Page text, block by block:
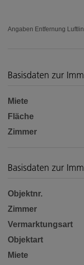
Angaben Entfernung
Basisdaten zur
Miete
Fläche
Zimmer
Basisdaten zur
Objektnr.
Zimmer
Vermarktungsart
Objektart
Miete